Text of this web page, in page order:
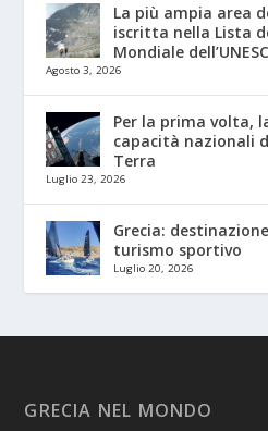
La più ampia area
iscritta nella Lista
Mondiale
Agosto 3, 2026
Per la prima volta,
capacità nazionali
Terra
Luglio 23, 2026
Grecia:
turismo sportivo
Luglio 20, 2026
GRECIA NEL MONDO